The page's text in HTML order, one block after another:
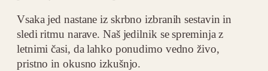
Vsaka jed nastane iz skrbno izbranih sestavin in
sledi ritmu narave. Naš jedilnik se spreminja z
letnimi časi, da lahko ponudimo vedno živo,
pristno in okusno izkušnjo.